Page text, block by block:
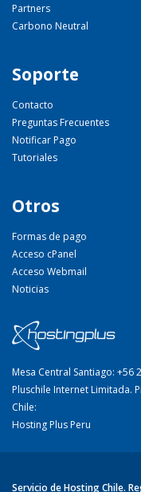
Partners
Carbono Neutral
Soporte
Contacto
Preguntas Frecuentes
Notificar Pago
Tutoriales
Otros
Formas de pago
Acceso cPanel
Acceso Webmail
Noticias
Mesa Central Santiago: +56
Pluschile Internet Limitada.
Chile:
Hosting Plus Peru
Servicio de Hosting Chile.